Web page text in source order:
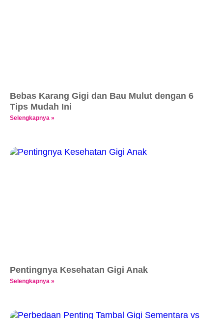
Bebas Karang Gigi dan Bau Mulut dengan 6
Tips Mudah Ini
Selengkapnya »
Pentingnya Kesehatan Gigi Anak
Selengkapnya »